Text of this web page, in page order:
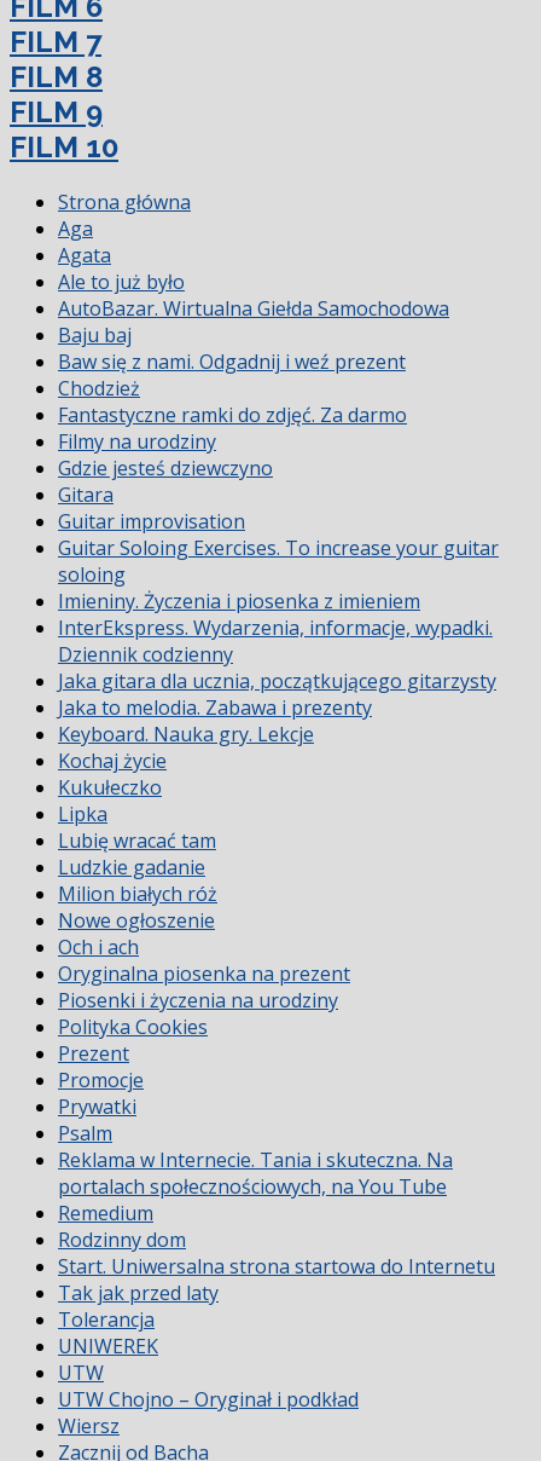
FILM 7
FILM 8
FILM 9
FILM 10
Strona główna
Aga
Agata
Ale to już było
AutoBazar. Wirtualna Giełda Samochodowa
Baju baj
Baw się z nami. Odgadnij i weź prezent
Chodzież
Fantastyczne ramki do zdjęć. Za darmo
Filmy na urodziny
Gdzie jesteś dziewczyno
Gitara
Guitar improvisation
Guitar Soloing Exercises. To increase your guitar
soloing
Imieniny. Życzenia i piosenka z imieniem
InterEkspress. Wydarzenia, informacje, wypadki.
Dziennik codzienny
Jaka gitara dla ucznia, początkującego gitarzysty
Jaka to melodia. Zabawa i prezenty
Keyboard. Nauka gry. Lekcje
Kochaj życie
Kukułeczko
Lipka
Lubię wracać tam
Ludzkie gadanie
Milion białych róż
Nowe ogłoszenie
Och i ach
Oryginalna piosenka na prezent
Piosenki i życzenia na urodziny
Polityka Cookies
Prezent
Promocje
Prywatki
Psalm
Reklama w Internecie. Tania i skuteczna. Na
portalach społecznościowych, na You Tube
Remedium
Rodzinny dom
Start. Uniwersalna strona startowa do Internetu
Tak jak przed laty
Tolerancja
UNIWEREK
UTW
UTW Chojno – Oryginał i podkład
Wiersz
Zacznij od Bacha